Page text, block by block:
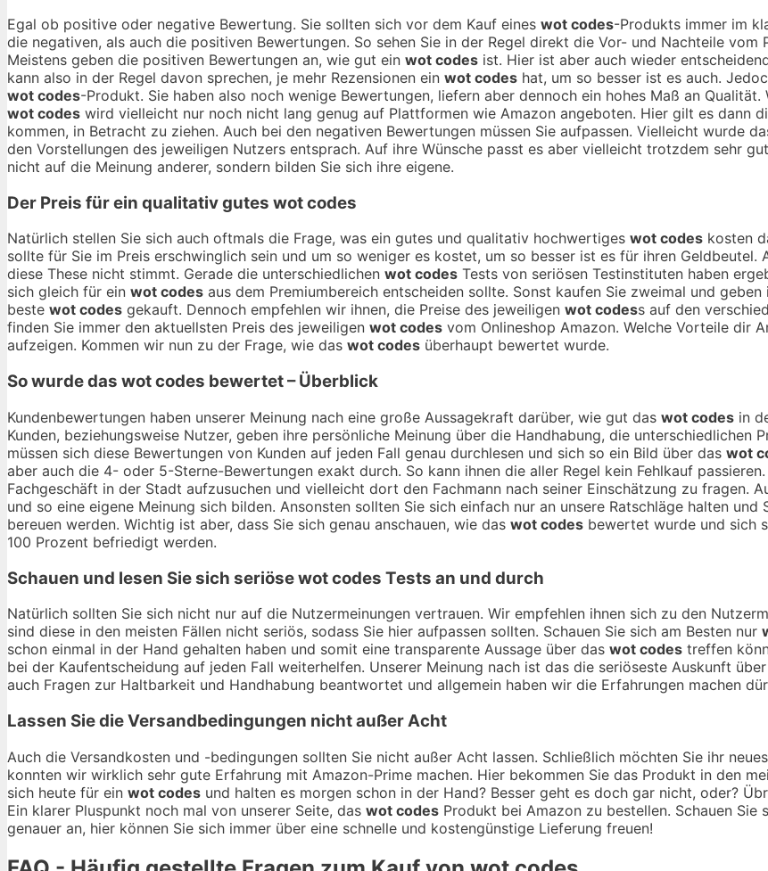
Egal ob positive oder negative Bewertung. Sie sollten sich vor dem Kauf eines wot codes-Produkts immer im
die negativen, als auch die positiven Bewertungen. So sehen Sie in der Regel direkt die Vor- und Nachteile
Meistens geben die positiven Bewertungen an, wie gut ein wot codes ist. Hier ist aber auch wieder
kann also in der Regel davon sprechen, je mehr Rezensionen ein wot codes hat, um so besser ist es auch.
wot codes-Produkt. Sie haben also noch wenige Bewertungen, liefern aber dennoch ein hohes Maß an
wot codes wird vielleicht nur noch nicht lang genug auf Plattformen wie Amazon angeboten. Hier gilt es dann
kommen, in Betracht zu ziehen. Auch bei den negativen Bewertungen müssen Sie aufpassen. Vielleicht wurde
den Vorstellungen des jeweiligen Nutzers entsprach. Auf ihre Wünsche passt es aber vielleicht trotzdem sehr
nicht auf die Meinung anderer, sondern bilden Sie sich ihre eigene.
Der Preis für ein qualitativ gutes wot codes
Natürlich stellen Sie sich auch oftmals die Frage, was ein gutes und qualitativ hochwertiges wot codes kosten
sollte für Sie im Preis erschwinglich sein und um so weniger es kostet, um so besser ist es für ihren
diese These nicht stimmt. Gerade die unterschiedlichen wot codes Tests von seriösen Testinstituten haben
sich gleich für ein wot codes aus dem Premiumbereich entscheiden sollte. Sonst kaufen Sie zweimal und
beste wot codes gekauft. Dennoch empfehlen wir ihnen, die Preise des jeweiligen wot codess auf den
finden Sie immer den aktuellsten Preis des jeweiligen wot codes vom Onlineshop Amazon. Welche Vorteile dir
aufzeigen. Kommen wir nun zu der Frage, wie das wot codes überhaupt bewertet wurde.
So wurde das wot codes bewertet – Überblick
Kundenbewertungen haben unserer Meinung nach eine große Aussagekraft darüber, wie gut das wot codes in
Kunden, beziehungsweise Nutzer, geben ihre persönliche Meinung über die Handhabung, die
müssen sich diese Bewertungen von Kunden auf jeden Fall genau durchlesen und sich so ein Bild über das wot
aber auch die 4- oder 5-Sterne-Bewertungen exakt durch. So kann ihnen die aller Regel kein Fehlkauf
Fachgeschäft in der Stadt aufzusuchen und vielleicht dort den Fachmann nach seiner Einschätzung zu fragen.
und so eine eigene Meinung sich bilden. Ansonsten sollten Sie sich einfach nur an unsere Ratschläge halten und
bereuen werden. Wichtig ist aber, dass Sie sich genau anschauen, wie das wot codes bewertet wurde und sich
100 Prozent befriedigt werden.
Schauen und lesen Sie sich seriösewot codes Tests an und durch
Natürlich sollten Sie sich nicht nur auf die Nutzermeinungen vertrauen. Wir empfehlen ihnen sich zu den
sind diese in den meisten Fällen nicht seriös, sodass Sie hier aufpassen sollten. Schauen Sie sich am Besten nur
schon einmal in der Hand gehalten haben und somit eine transparente Aussage über das wot codes treffen
bei der Kaufentscheidung auf jeden Fall weiterhelfen. Unserer Meinung nach ist das die seriöseste Auskunft
auch Fragen zur Haltbarkeit und Handhabung beantwortet und allgemein haben wir die Erfahrungen machen
Lassen Sie die Versandbedingungen nicht außer Acht
Auch die Versandkosten und -bedingungen sollten Sie nicht außer Acht lassen. Schließlich möchten Sie ihr neues
konnten wir wirklich sehr gute Erfahrung mit Amazon-Prime machen. Hier bekommen Sie das Produkt in den
sich heute für ein wot codes und halten es morgen schon in der Hand? Besser geht es doch gar nicht, oder?
Ein klarer Pluspunkt noch mal von unserer Seite, das wot codes Produkt bei Amazon zu bestellen. Schauen
genauer an, hier können Sie sich immer über eine schnelle und kostengünstige Lieferung freuen!